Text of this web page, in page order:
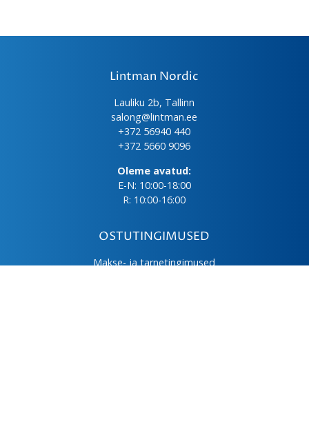
Lintman Nordic
Lauliku 2b, Tallinn
salong@lintman.ee
+372 56940 440
+372 5660 9096
Oleme avatud:
E-N: 10:00-18:00
R: 10:00-16:00
OSTUTINGIMUSED
Makse- ja tarnetingimused